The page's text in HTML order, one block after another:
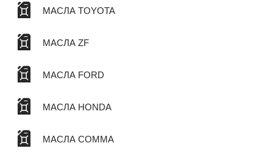
МАСЛА TOYOTA
МАСЛА ZF
МАСЛА FORD
МАСЛА HONDA
МАСЛА COMMA